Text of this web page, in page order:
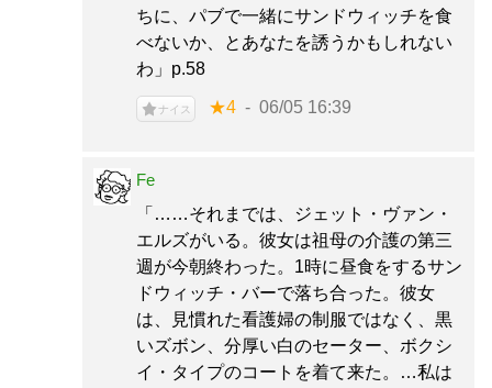
ちに、パブで一緒にサンドウィッチを食
べないか、とあなたを誘うかもしれない
わ」p.58
ナイス ★4 06/05 16:39
Fe
「……それまでは、ジェット・ヴァン・
エルズがいる。彼女は祖母の介護の第三
週が今朝終わった。1時に昼食をするサン
ドウィッチ・バーで落ち合った。彼女
は、見慣れた看護婦の制服ではなく、黒
いズボン、分厚い白のセーター、ボクシ
イ・タイプのコートを着て来た。…私は